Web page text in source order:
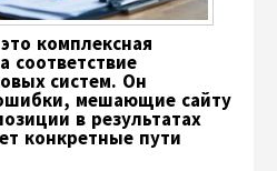
комплексная
соответствие
систем. Он
мешающие сайту
в результатах
конкретные пути